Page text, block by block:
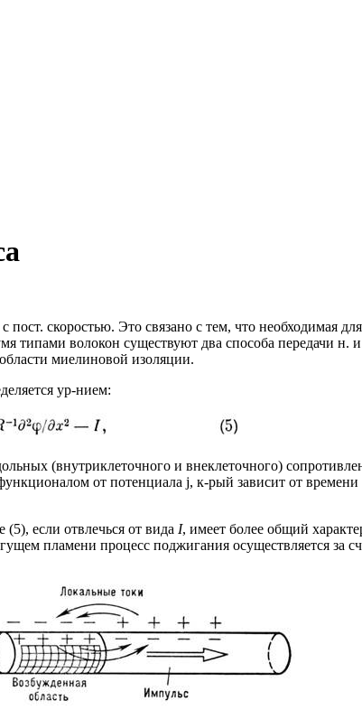
скоростью. Это связано с тем, что необходимая
типами волокон существуют два способа передачи
миелиновой изоляции.
ур-нием:
(внутриклеточного и внеклеточного)
от потенциала j, к-рый зависит от времени
если отвлечься от вида I, имеет более общий
пламени процесс поджигания осуществляется за